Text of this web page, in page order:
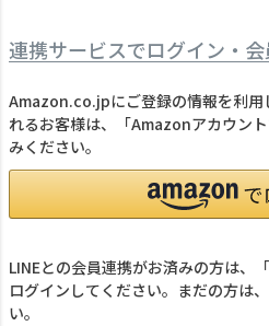
連携サービスでログイン・
Amazon.co.jpにご登録の情報を利用
れるお客様は、「Amazonアカウン
みください。
LINEとの会員連携がお済みの方は、
ログインしてください。まだの方は、
い。